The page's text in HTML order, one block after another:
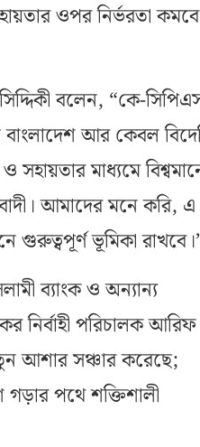
ওপর নির্ভরতা
বলেন, “কে-
বাংলাদেশ আর কেবল
মাধ্যমে
আমাদের মনে করি, এ
গুরুত্বপূর্ণ ভূমিকা
ব্যাংক ও অন্যান্য
নির্বাহী পরিচালক আরিফ
আশার সঞ্চার করেছে;
গড়ার পথে শক্তিশালী